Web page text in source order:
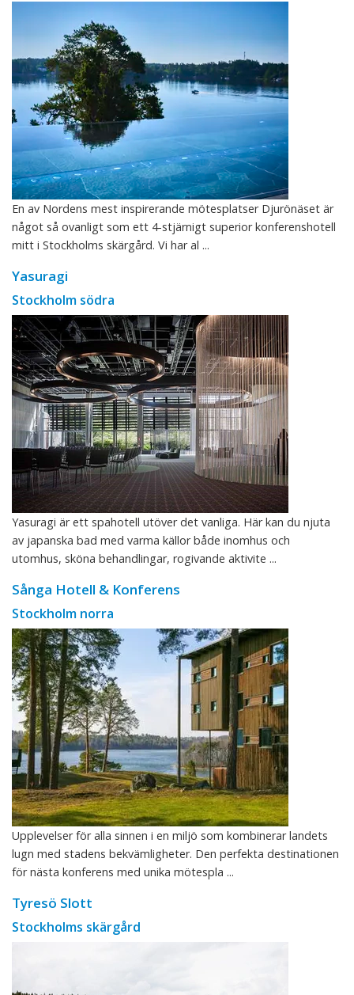
En av Nordens mest inspirerande mötesplatser Djurönäset är
något så ovanligt som ett 4-stjärnigt superior konferenshotell
mitt i Stockholms skärgård. Vi har al ...
Yasuragi
Stockholm södra
Yasuragi är ett spahotell utöver det vanliga. Här kan du njuta
av japanska bad med varma källor både inomhus och
utomhus, sköna behandlingar, rogivande aktivite ...
Sånga Hotell & Konferens
Stockholm norra
Upplevelser för alla sinnen i en miljö som kombinerar landets
lugn med stadens bekvämligheter. Den perfekta destinationen
för nästa konferens med unika mötespla ...
Tyresö Slott
Stockholms skärgård